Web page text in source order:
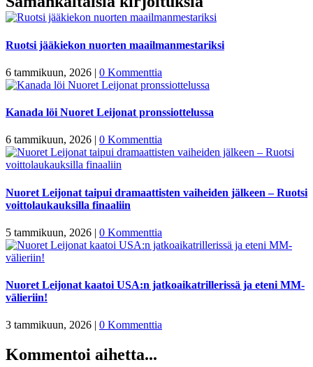
Ruotsi jääkiekon nuorten maailmanmestariksi
6 tammikuun, 2026 | 0 Kommenttia
Kanada löi Nuoret Leijonat pronssiottelussa
6 tammikuun, 2026 | 0 Kommenttia
Nuoret Leijonat taipui dramaattisten vaiheiden jälkeen – Ruotsi
voittolaukauksilla finaaliin
5 tammikuun, 2026 | 0 Kommenttia
Nuoret Leijonat kaatoi USA:n jatkoaikatrillerissä ja eteni MM-
välieriin!
3 tammikuun, 2026 | 0 Kommenttia
Kommentoi aihetta...